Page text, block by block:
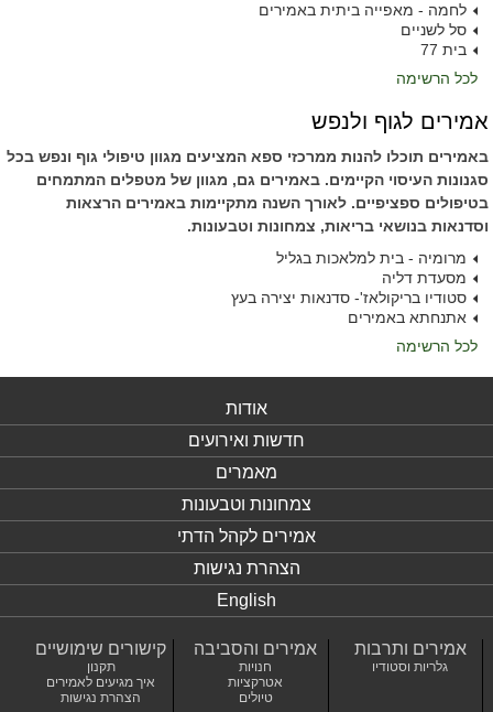
לחמה - מאפייה ביתית באמירים
סל לשניים
בית 77
לכל הרשימה
אמירים לגוף ולנפש
באמירים תוכלו להנות ממרכזי ספא המציעים מגוון טיפולי גוף ונפש בכל
סגנונות העיסוי הקיימים. באמירים גם, מגוון של מטפלים המתמחים
בטיפולים ספציפיים. לאורך השנה מתקיימות באמירים הרצאות
וסדנאות בנושאי בריאות, צמחונות וטבעונות.
מרומיה - בית למלאכות בגליל
מסעדת דליה
סטודיו בריקולאז'- סדנאות יצירה בעץ
אתנחתא באמירים
לכל הרשימה
אודות
חדשות ואירועים
מאמרים
צמחונות וטבעונות
אמירים לקהל הדתי
הצהרת נגישות
English
אמירים ותרבות
גלריות וסטודיו
אמירים והסביבה
חנויות
אטרקציות
טיולים
קישורים שימושיים
תקנון
איך מגיעים לאמירים
הצהרת נגישות